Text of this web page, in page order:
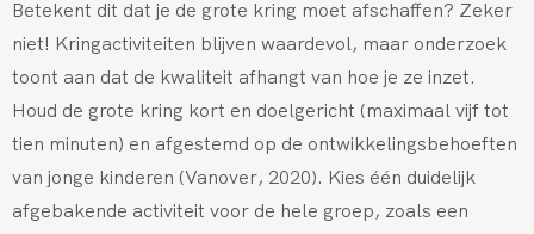
Betekent dit dat je de grote kring moet afschaffen? Zeker
niet! Kringactiviteiten blijven waardevol, maar onderzoek
toont aan dat de kwaliteit afhangt van hoe je ze inzet.
Houd de grote kring kort en doelgericht (maximaal vijf tot
tien minuten) en afgestemd op de ontwikkelingsbehoeften
van jonge kinderen (Vanover, 2020). Kies één duidelijk
afgebakende activiteit voor de hele groep, zoals een